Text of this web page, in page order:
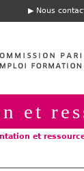
E
t
ê
e
Nous
et
et